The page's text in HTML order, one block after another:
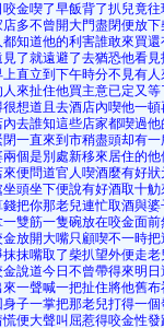
金喫了早飯背了扒兒竟
多不曾開大門盡閉便放
知道他的利害誰敢來買
了就遠避了去猶恐他看
直立到下午時分不見有
來扯住他買主意已定又
想道且去酒店內喫他一
去誰知這些店家都喫過
一直來到市稍盡頭却有
個是別處新移來居住的
便問道官人喫酒麼有好
頭坐下便說有好酒取十
把你那老兒連忙取酒與
雙筋一隻碗放在咬金面
放開大嘴只顧喫不一時
抹嘴取了柴扒望外便走
說道今日不曾帶得來明
一聲喊一把扯住將他舊
子一掌把那老兒打得一
便大聲叫屈惹得咬金性